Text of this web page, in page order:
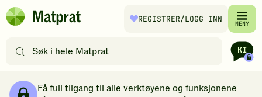
Hopp til hovedinnhold
Matprat
REGISTRER/LOGG INN MENY
etter
filtre
Få full tilgang til alle verktøyene og funksjonene